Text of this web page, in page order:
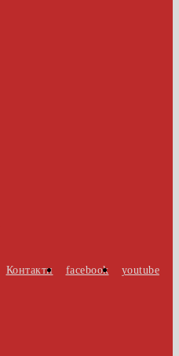
Контакти facebook youtube